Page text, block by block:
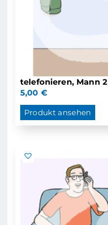
telefonieren, Mann 2
5,00 €
Produkt ansehen